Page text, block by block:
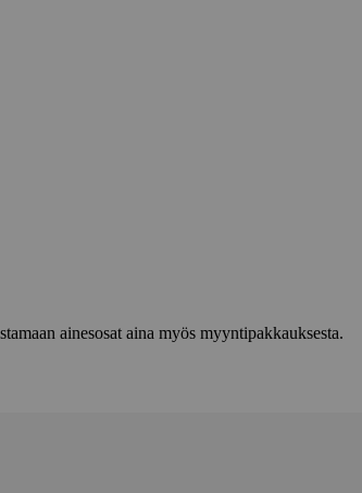
ainesosat aina myös myyntipakkauksesta.